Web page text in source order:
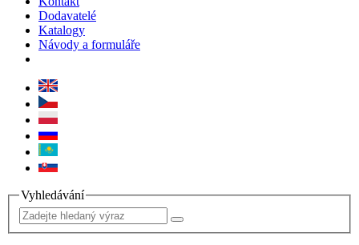
Dodavatelé
Katalogy
Návody a formuláře
Vyhledávání